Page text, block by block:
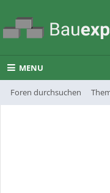
MENU
Foren durchsuchen